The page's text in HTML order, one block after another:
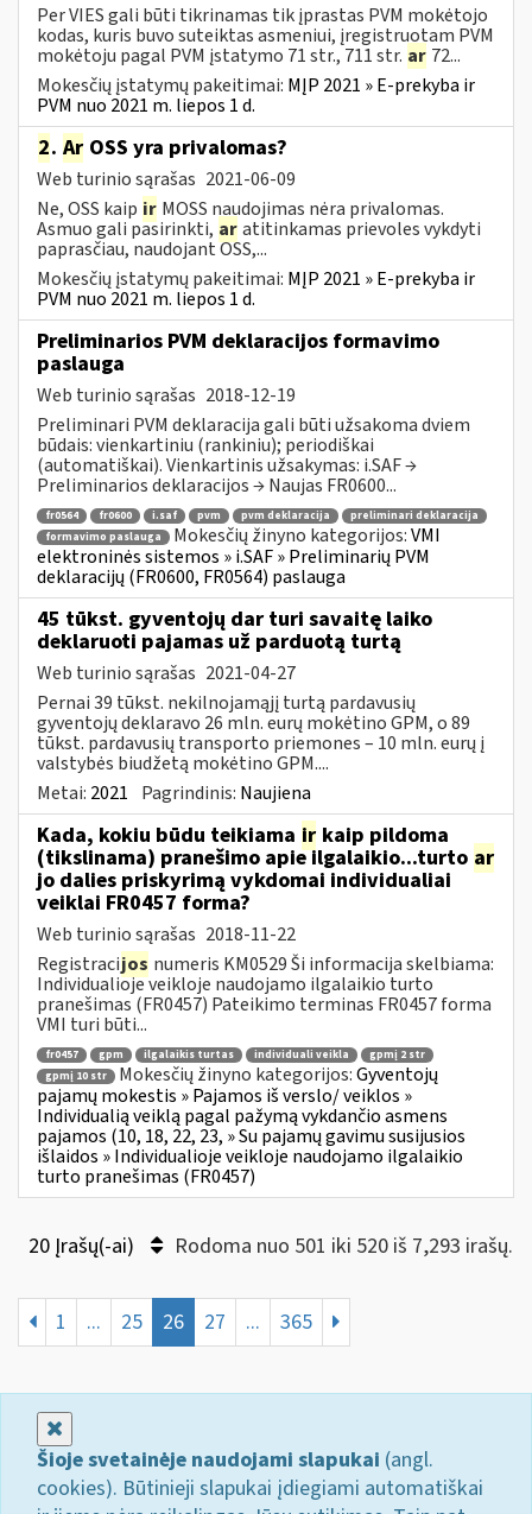
Per VIES gali būti tikrinamas tik įprastas PVM mokėtojo
kodas, kuris buvo suteiktas asmeniui, įregistruotam PVM
mokėtoju pagal PVM įstatymo 71 str., 711 str. ar 72...
Mokesčių įstatymų pakeitimai: MĮP 2021 » E-prekyba ir
PVM nuo 2021 m. liepos 1 d.
2. Ar OSS yra privalomas?
Web turinio sąrašas 2021-06-09
Ne, OSS kaip ir MOSS naudojimas nėra privalomas.
Asmuo gali pasirinkti, aratitinkamas prievoles vykdyti
paprasčiau, naudojant OSS,...
Mokesčių įstatymų pakeitimai: MĮP 2021 » E-prekyba ir
PVM nuo 2021 m. liepos 1 d.
Preliminarios PVM deklaracijos formavimo
paslauga
Web turinio sąrašas 2018-12-19
Preliminari PVM deklaracija gali būti užsakoma dviem
būdais: vienkartiniu (rankiniu); periodiškai
(automatiškai). Vienkartinis užsakymas: i.SAF →
Preliminarios deklaracijos → Naujas FR0600...
fr0564 fr0600 i.saf pvm pvm deklaracija
preliminari deklaracija
formavimo paslauga
Mokesčių žinyno kategorijos:VMI
elektroninės sistemos » i.SAF » Preliminarių PVM
deklaracijų (FR0600, FR0564) paslauga
45 tūkst. gyventojų dar turi savaitę laiko
deklaruoti pajamas už parduotą turtą
Web turinio sąrašas 2021-04-27
Pernai 39 tūkst. nekilnojamąjį turtą pardavusių
gyventojų deklaravo 26 mln. eurų mokėtino GPM, o 89
tūkst. pardavusių transporto priemones – 10 mln. eurų į
valstybės biudžetą mokėtino GPM....
Metai: 2021 Pagrindinis: Naujiena
Kada, kokiu būdu teikiama ir kaip pildoma
(tikslinama) pranešimo apie ilgalaikio...turto ar
jo dalies priskyrimą vykdomai individualiai
veiklai FR0457 forma?
Web turinio sąrašas 2018-11-22
Registracijos numeris KM0529 Ši informacija skelbiama:
Individualioje veikloje naudojamo ilgalaikio turto
pranešimas (FR0457) Pateikimo terminas FR0457 forma
VMI turi būti...
fr0457 gpm ilgalaikis turtas individuali veikla
gpmį 2 str
gpmį 10 str
Mokesčių žinyno kategorijos:Gyventojų
pajamų mokestis » Pajamos iš verslo/ veiklos »
Individualią veiklą pagal pažymą vykdančio asmens
pajamos (10, 18, 22, 23, » Su pajamų gavimu susijusios
išlaidos » Individualioje veikloje naudojamo ilgalaikio
turto pranešimas (FR0457)
20 Įrašų(-ai) Rodoma nuo 501 iki 520 iš 7,293 irašų.
1 ... 25 26 27 ... 365
Šioje svetainėje naudojami slapukai (angl.
cookies). Būtinieji slapukai įdiegiami automatiškai